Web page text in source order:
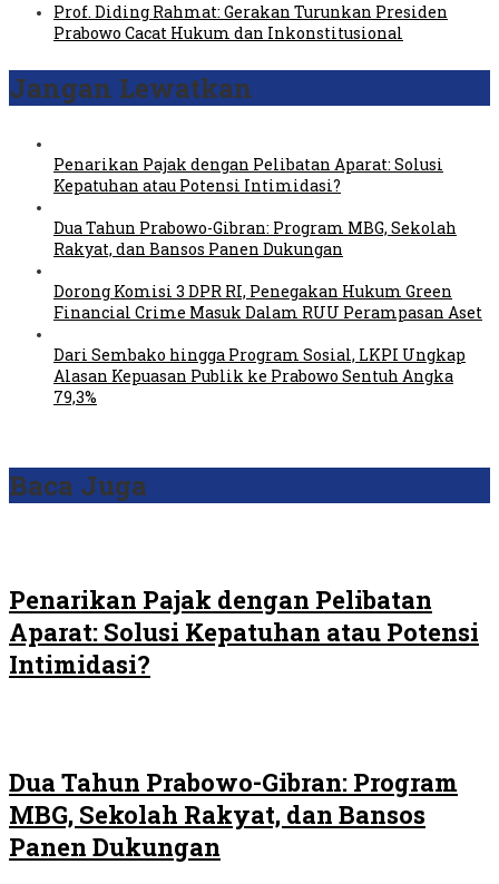
Prof. Diding Rahmat: Gerakan Turunkan Presiden
Prabowo Cacat Hukum dan Inkonstitusional
Jangan Lewatkan
Penarikan Pajak dengan Pelibatan Aparat: Solusi
Kepatuhan atau Potensi Intimidasi?
Dua Tahun Prabowo-Gibran: Program MBG, Sekolah
Rakyat, dan Bansos Panen Dukungan
Dorong Komisi 3 DPR RI, Penegakan Hukum Green
Financial Crime Masuk Dalam RUU Perampasan Aset
Dari Sembako hingga Program Sosial, LKPI Ungkap
Alasan Kepuasan Publik ke Prabowo Sentuh Angka
79,3%
Baca Juga
Penarikan Pajak dengan Pelibatan
Aparat: Solusi Kepatuhan atau Potensi
Intimidasi?
Dua Tahun Prabowo-Gibran: Program
MBG, Sekolah Rakyat, dan Bansos
Panen Dukungan